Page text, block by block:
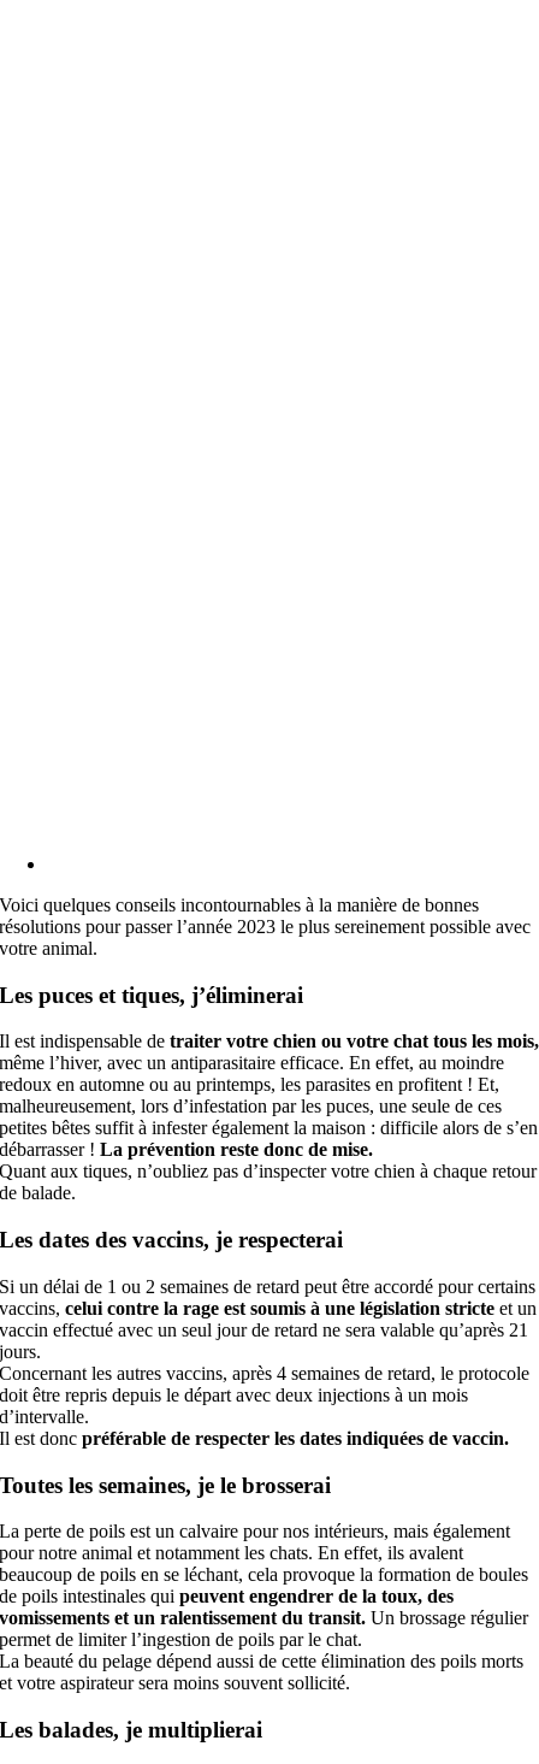
Voici quelques conseils incontournables à la manière de bonnes
résolutions pour passer l’année 2023 le plus sereinement possible avec
votre animal.
Les puces et tiques, j’éliminerai
Il est indispensable detraiter votre chien ou votre chat tous les mois,
même l’hiver, avec un antiparasitaire efficace. En effet, au moindre
redoux en automne ou au printemps, les parasites en profitent ! Et,
malheureusement, lors d’infestation par les puces, une seule de ces
petites bêtes suffit à infester également la maison : difficile alors de s’en
débarrasser ! La prévention reste donc de mise.
Quant aux tiques, n’oubliez pas d’inspecter votre chien à chaque retour
de balade.
Les dates des vaccins, je respecterai
Si un délai de 1 ou 2 semaines de retard peut être accordé pour certains
vaccins,celui contre la rage est soumis à une législation stricteet un
vaccin effectué avec un seul jour de retard ne sera valable qu’après 21
jours.
Concernant les autres vaccins, après 4 semaines de retard, le protocole
doit être repris depuis le départ avec deux injections à un mois
d’intervalle.
Il est donc préférable de respecter les dates indiquées de vaccin.
Toutes les semaines, je le brosserai
La perte de poils est un calvaire pour nos intérieurs, mais également
pour notre animal et notamment les chats. En effet, ils avalent
beaucoup de poils en se léchant, cela provoque la formation de boules
de poils intestinales quipeuvent engendrer de la toux, des
vomissements et un ralentissement du transit. Un brossage régulier
permet de limiter l’ingestion de poils par le chat.
La beauté du pelage dépend aussi de cette élimination des poils morts
et votre aspirateur sera moins souvent sollicité.
Les balades, je multiplierai